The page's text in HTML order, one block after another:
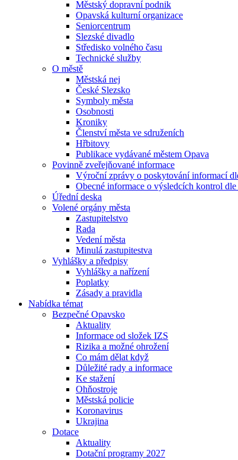
Městský dopravní podnik
Opavská kulturní organizace
Seniorcentrum
Slezské divadlo
Středisko volného času
Technické služby
O městě
Městská nej
České Slezsko
Symboly města
Osobnosti
Kroniky
Členství města ve sdruženích
Hřbitovy
Publikace vydávané městem Opava
Povinně zveřejňované informace
Výroční zprávy o poskytování informací
Obecné informace o výsledcích kontrol
Úřední deska
Volené orgány města
Zastupitelstvo
Rada
Vedení města
Minulá zastupitestva
Vyhlášky a předpisy
Vyhlášky a nařízení
Poplatky
Zásady a pravidla
Nabídka témat
Bezpečné Opavsko
Aktuality
Informace od složek IZS
Rizika a možné ohrožení
Co mám dělat když
Důležité rady a informace
Ke stažení
Ohňostroje
Městská policie
Koronavirus
Ukrajina
Dotace
Aktuality
Dotační programy 2027